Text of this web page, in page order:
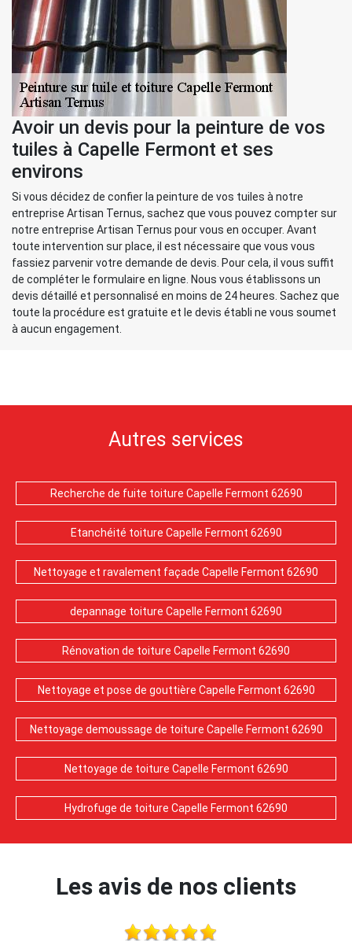
Avoir un devis pour la peinture de vos
tuiles à Capelle Fermont et ses
environs
Si vous décidez de confier la peinture de vos tuiles à notre
entreprise Artisan Ternus, sachez que vous pouvez compter sur
notre entreprise Artisan Ternus pour vous en occuper. Avant
toute intervention sur place, il est nécessaire que vous vous
fassiez parvenir votre demande de devis. Pour cela, il vous suffit
de compléter le formulaire en ligne. Nous vous établissons un
devis détaillé et personnalisé en moins de 24 heures. Sachez que
toute la procédure est gratuite et le devis établi ne vous soumet
à aucun engagement.
Autres services
Recherche de fuite toiture Capelle Fermont 62690
Etanchéité toiture Capelle Fermont 62690
Nettoyage et ravalement façade Capelle Fermont 62690
depannage toiture Capelle Fermont 62690
Rénovation de toiture Capelle Fermont 62690
Nettoyage et pose de gouttière Capelle Fermont 62690
Nettoyage demoussage de toiture Capelle Fermont 62690
Nettoyage de toiture Capelle Fermont 62690
Hydrofuge de toiture Capelle Fermont 62690
Les avis de nos clients